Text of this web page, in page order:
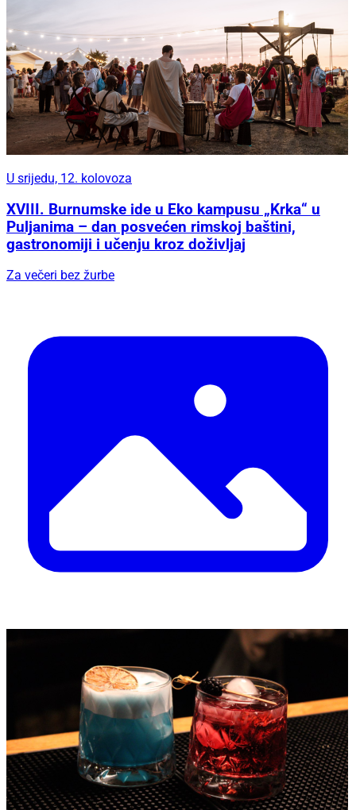
U srijedu, 12. kolovoza
XVIII. Burnumske ide u Eko kampusu „Krka“ u
Puljanima – dan posvećen rimskoj baštini,
gastronomiji i učenju kroz doživljaj
Za večeri bez žurbe